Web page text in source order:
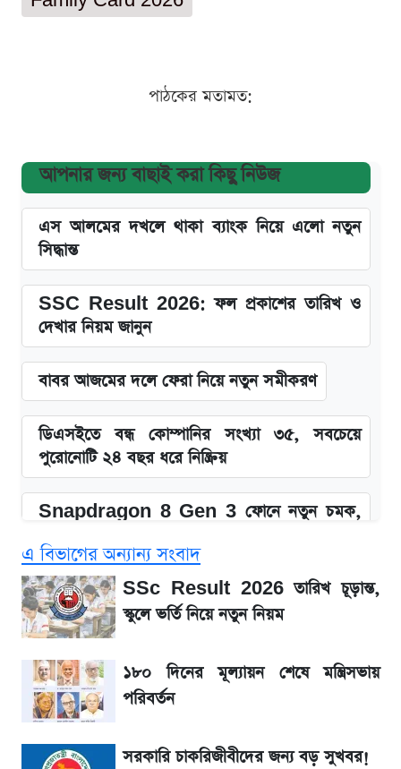
পাঠকের মতামত:
আপনার জন্য বাছাই করা কিছু নিউজ
এস আলমের দখলে থাকা ব্যাংক নিয়ে এলো নতুন
সিদ্ধান্ত
SSC Result 2026: ফল প্রকাশের তারিখ ও
দেখার নিয়ম জানুন
বাবর আজমের দলে ফেরা নিয়ে নতুন সমীকরণ
ডিএসইতে বন্ধ কোম্পানির সংখ্যা ৩৫, সবচেয়ে
পুরোনোটি ২৪ বছর ধরে নিষ্ক্রিয়
Snapdragon 8 Gen 3 ফোনে নতুন চমক,
SSC Result 2026: যে ৩ উপায়ে জানা যাবে
ফল
১৮০ দিনের মূল্যায়ন শেষে মন্ত্রিসভায় পরিবর্তন
জেনে নিন আজকের সোনা ও রুপার সর্বশেষ দাম
এ বিভাগের অন্যান্য সংবাদ
SSc Result 2026 তারিখ চূড়ান্ত,
স্কুলে ভর্তি নিয়ে নতুন নিয়ম
১৮০ দিনের মূল্যায়ন শেষে মন্ত্রিসভায়
পরিবর্তন
সরকারি চাকরিজীবীদের জন্য বড় সুখবর!